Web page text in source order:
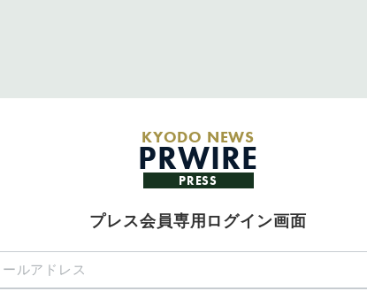
KYODO NEWS
PRWIRE
PRESS
プレス会員専用ログイン画面